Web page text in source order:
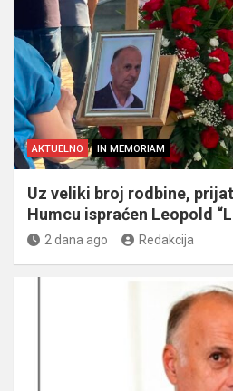
AKTUELNO IN MEMORIAM
Uz veliki broj rodbine,
Humcu ispraćen Leopold
2 dana ago Redakcija